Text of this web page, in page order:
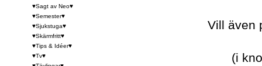
Vill även
(i
♥Sagt av Neo♥
♥Semester♥
♥Sjukstuga♥
♥Skärmfritt♥
♥Tips & Idéer♥
♥Tv♥